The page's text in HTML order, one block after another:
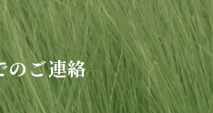
のご連絡